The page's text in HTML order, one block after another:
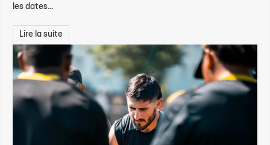
les dates...
Lire la suite